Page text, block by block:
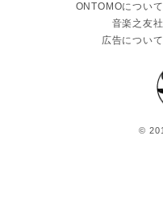
ONTOMOについて
音楽之友社
広告について
©